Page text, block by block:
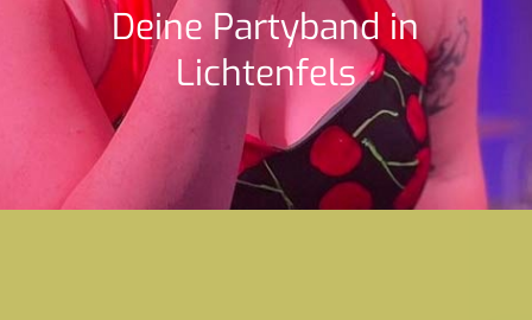
Deine Partyband in
Lichtenfels